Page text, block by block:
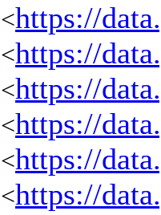
<https://
<https://
<https://
<https://
<https://
<https://